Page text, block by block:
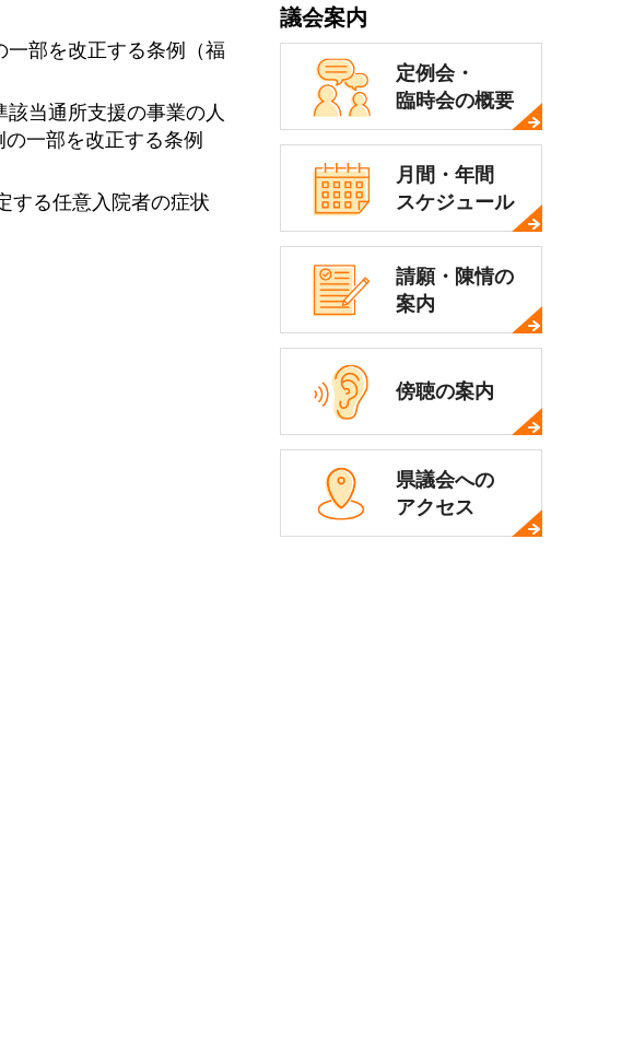
部を改正する条例（福
当通所支援の事業の人
一部を改正する条例
する任意入院者の症状
議会案内
定例会・
臨時会の概要
月間・年間
スケジュール
請願・陳情の
案内
傍聴の案内
県議会への
アクセス